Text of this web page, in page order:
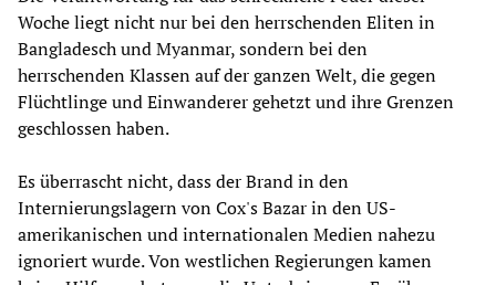
Woche liegt nicht nur bei den herrschenden Eliten in
Bangladesch und Myanmar, sondern bei den
herrschenden Klassen auf der ganzen Welt, die gegen
Flüchtlinge und Einwanderer gehetzt und ihre Grenzen
geschlossen haben.
Es überrascht nicht, dass der Brand in den
Internierungslagern von Cox's Bazar in den US-
amerikanischen und internationalen Medien nahezu
ignoriert wurde. Von westlichen Regierungen kamen